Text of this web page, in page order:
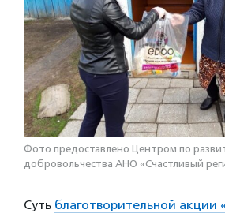
Фото предоставлено Центром по
добровольчества АНО «Счастливый
Суть благотворительной акции